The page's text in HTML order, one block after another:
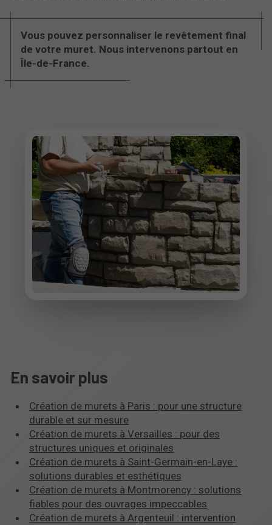
Vous pouvez personnaliser le revêtement final
de votre muret. Nous intervenons partout en
Île-de-France.
En savoir plus
Création de murets à Paris : pour une structure
durable et sur mesure
Création de murets à Versailles : pour des
structures uniques et originales
Création de murets à Saint-Germain-en-Laye :
solutions durables et esthétiques
Création de murets à Montmorency : solutions
fiables pour des ouvrages impeccables
Création de murets à Argenteuil : intervention